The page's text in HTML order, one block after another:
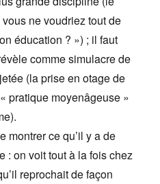
ne voudriez tout de
éducation ? ») ; il faut
comme simulacre de
(la prise en otage de
pratique moyenâgeuse »
montrer ce qu’il y a de
: on voit tout à la fois chez
reprochait de façon